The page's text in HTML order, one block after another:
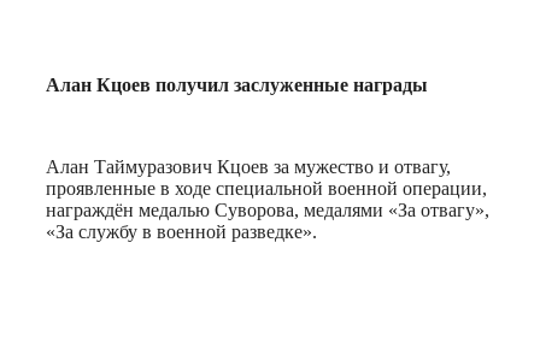
Алан Кцоев получил заслуженные награды
Алан Таймуразович Кцоев за мужество и отвагу,
проявленные в ходе специальной военной операции,
награждён медалью Суворова, медалями «За отвагу»,
«За службу в военной разведке».